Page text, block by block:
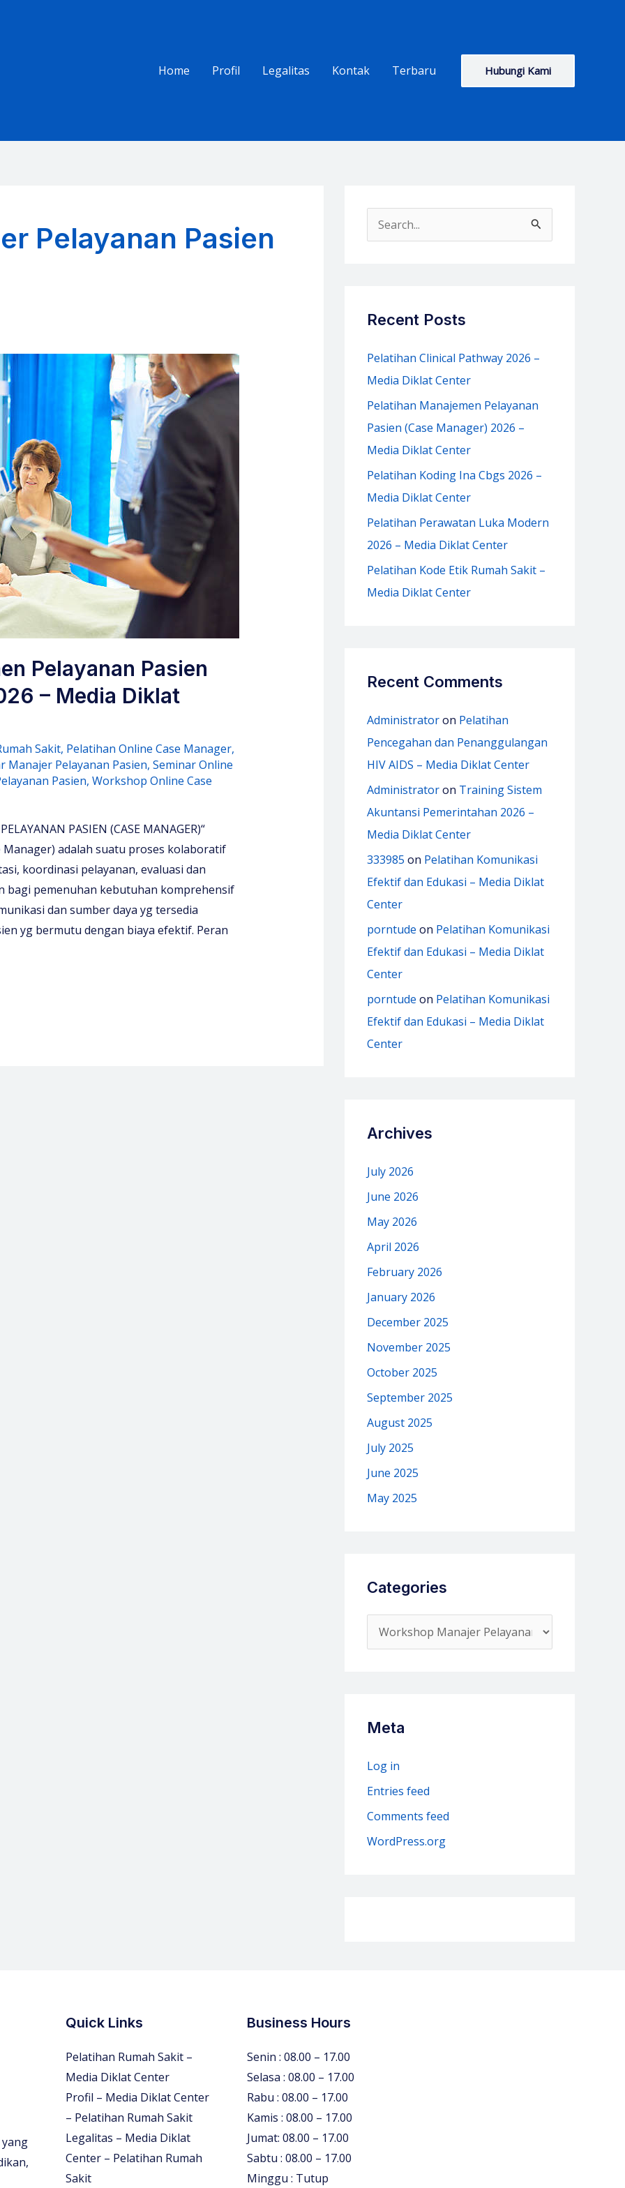
Home
Profil Legalitas Kontak Terbaru Hubungi Kami
Pelayanan Pasien
Pelayanan Pasien
– Media Diklat
Sakit, Pelatihan Online Case Manager,
Manajer Pelayanan Pasien, Seminar Online
Pasien, Workshop Online Case
PASIEN (CASE MANAGER)“
Manager) adalah suatu proses kolaboratif
koordinasi pelayanan, evaluasi dan
bagi pemenuhan kebutuhan komprehensif
dan sumber daya yg tersedia
yg bermutu dengan biaya efektif. Peran
e
h
f
o
Recent Posts
Pelatihan Clinical Pathway 2026 –
Media Diklat Center
Pelatihan Manajemen Pelayanan
Pasien (Case Manager) 2026 –
Media Diklat Center
Pelatihan Koding Ina Cbgs 2026 –
Media Diklat Center
Pelatihan Perawatan Luka Modern
2026 – Media Diklat Center
Pelatihan Kode Etik Rumah Sakit –
Media Diklat Center
Recent Comments
Administratoron Pelatihan
Pencegahan dan Penanggulangan
HIV AIDS – Media Diklat Center
Administratoron Training Sistem
Akuntansi Pemerintahan 2026 –
Media Diklat Center
333985 on Pelatihan Komunikasi
Efektif dan Edukasi – Media Diklat
Center
porntude on Pelatihan Komunikasi
Efektif dan Edukasi – Media Diklat
Center
porntude on Pelatihan Komunikasi
Efektif dan Edukasi – Media Diklat
Center
Archives
July 2026
June 2026
May 2026
April 2026
February 2026
January 2026
December 2025
November 2025
October 2025
September 2025
August 2025
July 2025
June 2025
May 2025
Categories
a
o
r
Meta
Log in
Entries feed
Comments feed
WordPress.org
Quick Links
Pelatihan Rumah Sakit –
Media Diklat Center
Profil – Media Diklat Center
– Pelatihan Rumah Sakit
Legalitas – Media Diklat
Center – Pelatihan Rumah
Sakit
Business Hours
Senin : 08.00 – 17.00
Selasa : 08.00 – 17.00
Rabu : 08.00 – 17.00
Kamis : 08.00 – 17.00
Jumat: 08.00 – 17.00
Sabtu : 08.00 – 17.00
Minggu : Tutup